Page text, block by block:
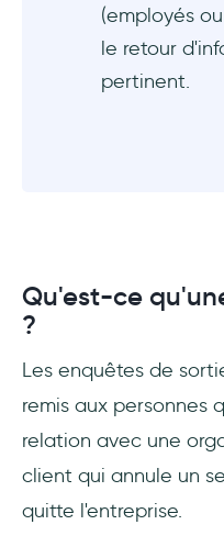
(employés
le retour
pertinent.
Qu'est-ce
?
Les enquêtes de
remis aux personnes
relation avec une
client qui annule un
quitte l'entreprise.